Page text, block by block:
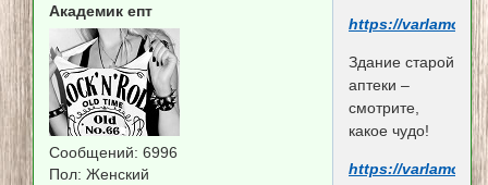
Академик епт
Сообщений: 6996
Пол: Женский
https://
Здание старой
аптеки –
смотрите,
какое чудо!
https://